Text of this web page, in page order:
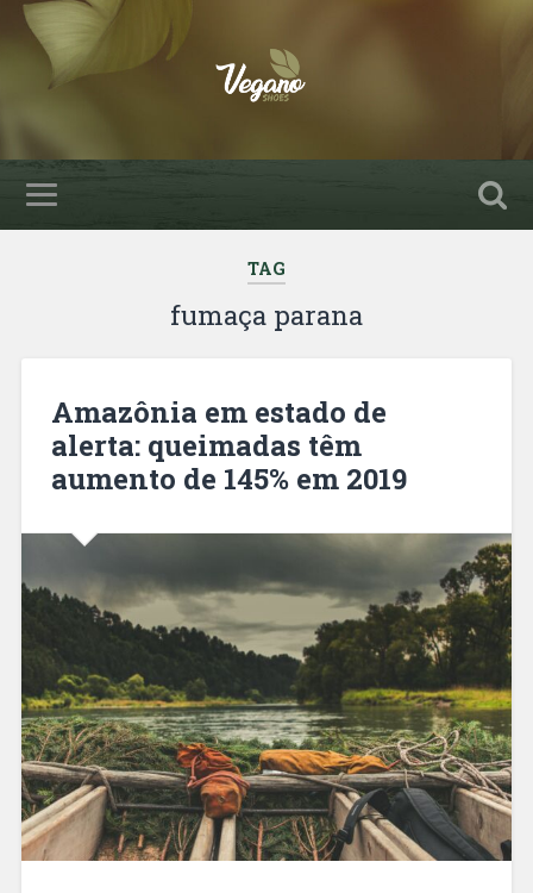
TAG
fumaça parana
Amazônia em estado de
alerta: queimadas têm
aumento de 145% em 2019